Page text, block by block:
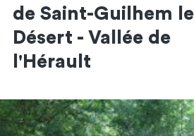
de Saint-Guilhem le
Désert - Vallée de
l'Hérault